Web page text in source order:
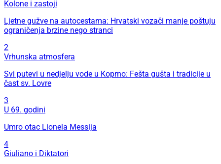
Kolone i zastoji
Ljetne gužve na autocestama: Hrvatski vozači manje poštuju
ograničenja brzine nego stranci
2
Vrhunska atmosfera
Svi putevi u nedjelju vode u Koprno: Fešta gušta i tradicije u
čast sv. Lovre
3
U 69. godini
Umro otac Lionela Messija
4
Giuliano i Diktatori